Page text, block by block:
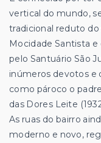
vertical do mundo,
tradicional reduto do
Mocidade Santista e
pelo Santuário São
inúmeros devotos e
como pároco o
das Dores Leite
As ruas do bairro
moderno e novo,